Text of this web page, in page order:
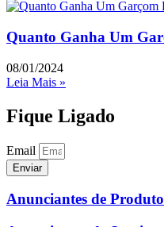
Quanto Ganha Um
08/01/2024
Leia Mais »
Fique Ligado
Email
Enviar
Anunciantes de